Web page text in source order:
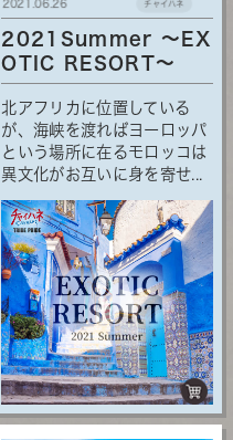
2021Summer ～EX
OTIC RESORT～
北アフリカに位置している
が、海峡を渡ればヨーロッパ
という場所に在るモロッコは
異文化がお互いに身を寄せ...
2021.06.26 チャイハネ